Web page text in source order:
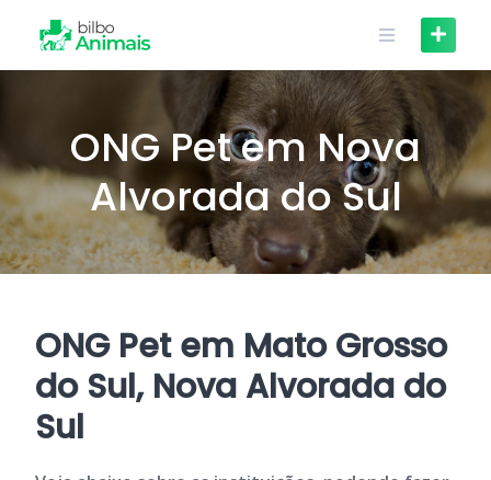
content
ONG Pet em Nova
Alvorada do Sul
ONG Pet em Mato Grosso
do Sul, Nova Alvorada do
Sul